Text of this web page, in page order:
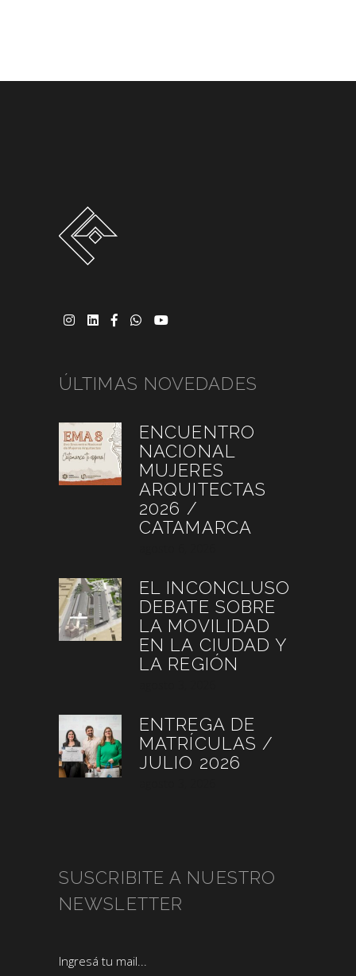
ÚLTIMAS NOVEDADES
ENCUENTRO
NACIONAL
MUJERES
ARQUITECTAS
2026 /
CATAMARCA
EL INCONCLUSO
DEBATE SOBRE
LA MOVILIDAD
EN LA CIUDAD Y
LA REGIÓN
ENTREGA DE
MATRÍCULAS /
JULIO 2026
SUSCRIBITE A NUESTRO
NEWSLETTER